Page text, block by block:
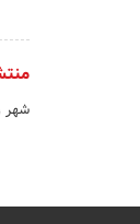
شهر